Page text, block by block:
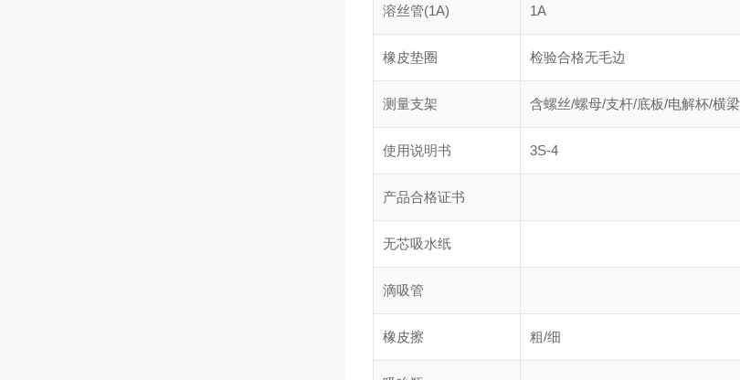
溶丝管(1A) 1A
橡皮垫圈 检验合格无毛边
测量支架 含螺丝/螺母/支杆/底板/电解杯/横梁
使用说明书 3S-4
产品合格证书
无芯吸水纸
滴吸管
橡皮擦 粗/细